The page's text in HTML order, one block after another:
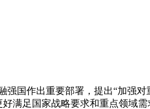
国作出重要部署，提出“加强
满足国家战略要求和重点领域需